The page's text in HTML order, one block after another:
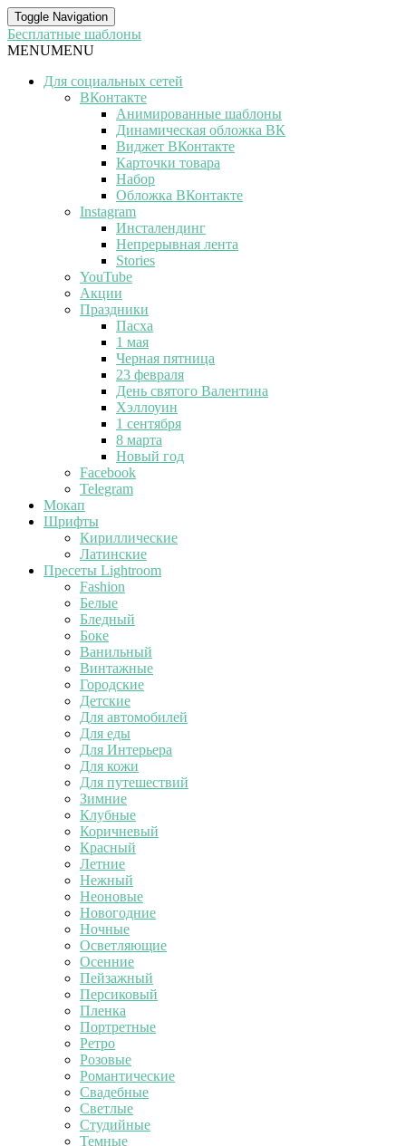
Toggle Navigation
Бесплатные шаблоны
MENUMENU
Для социальных сетей
ВКонтакте
Анимированные шаблоны
Динамическая обложка ВК
Виджет ВКонтакте
Карточки товара
Набор
Обложка ВКонтакте
Instagram
Инсталендинг
Непрерывная лента
Stories
YouTube
Акции
Праздники
Пасха
1 мая
Черная пятница
23 февраля
День святого Валентина
Хэллоуин
1 сентября
8 марта
Новый год
Facebook
Telegram
Мокап
Шрифты
Кириллические
Латинские
Пресеты Lightroom
Fashion
Белые
Бледный
Боке
Ванильный
Винтажные
Городские
Детские
Для автомобилей
Для еды
Для Интерьера
Для кожи
Для путешествий
Зимние
Клубные
Коричневый
Красный
Летние
Нежный
Неоновые
Новогодние
Ночные
Осветляющие
Осенние
Пейзажный
Персиковый
Пленка
Портретные
Ретро
Розовые
Романтические
Свадебные
Светлые
Студийные
Темные